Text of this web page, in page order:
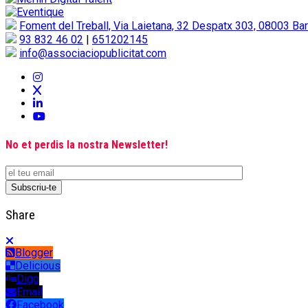
Foment del Treball, Via Laietana, 32 Despatx 303, 08003
93 832 46 02
651202145
info@associaciopublicitat.com
No et perdis la nostra Newsletter!
Share
Blogger
Delicious
Digg
Email
Facebook